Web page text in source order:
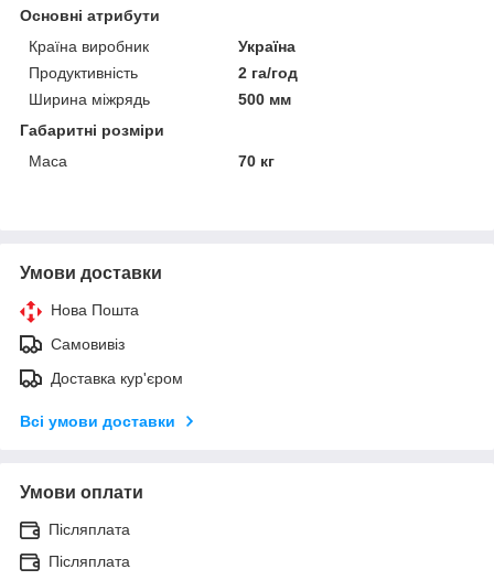
Основні атрибути
Країна виробник
Україна
Продуктивність
2 га/год
Ширина міжрядь
500 мм
Габаритні розміри
Маса
70 кг
Умови доставки
Нова Пошта
Самовивіз
Доставка кур'єром
Всі умови доставки
Умови оплати
Післяплата
Післяплата